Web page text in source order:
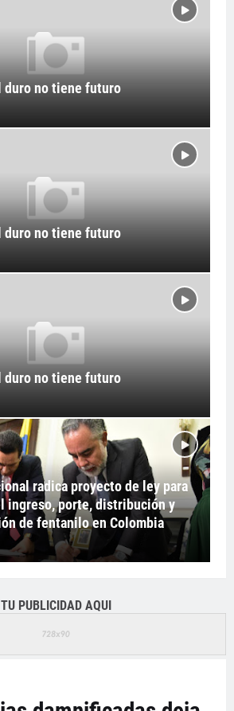
duro no tiene futuro
duro no tiene futuro
duro no tiene futuro
radica proyecto de ley para
ingreso, porte, distribución y
de fentanilo en Colombia
TU PUBLICIDAD AQUI